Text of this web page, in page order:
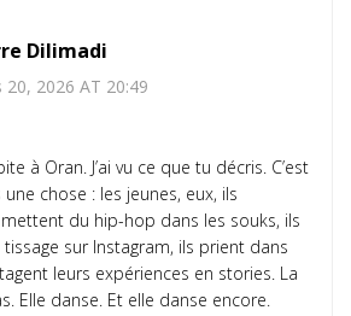
Dilimadi
20, 2026 AT 20:49
à Oran. J’ai vu ce que tu décris. C’est
chose : les jeunes, eux, ils
du hip-hop dans les souks, ils
sur Instagram, ils prient dans
leurs expériences en stories. La
Elle danse. Et elle danse encore.